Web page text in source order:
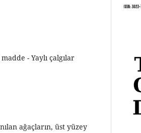
- Yaylı çalgılar
ağaçların, üst yüzey